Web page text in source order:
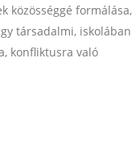
közösséggé formálása,
társadalmi, iskolában
konfliktusra való